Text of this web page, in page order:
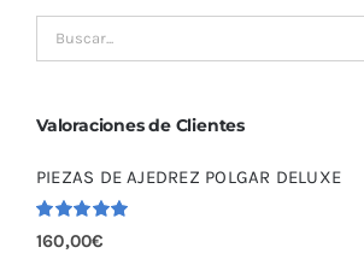
Valoraciones de Clientes
PIEZAS DE AJEDREZ POLGAR DELUXE
Valorado
con 5.00
160,00€